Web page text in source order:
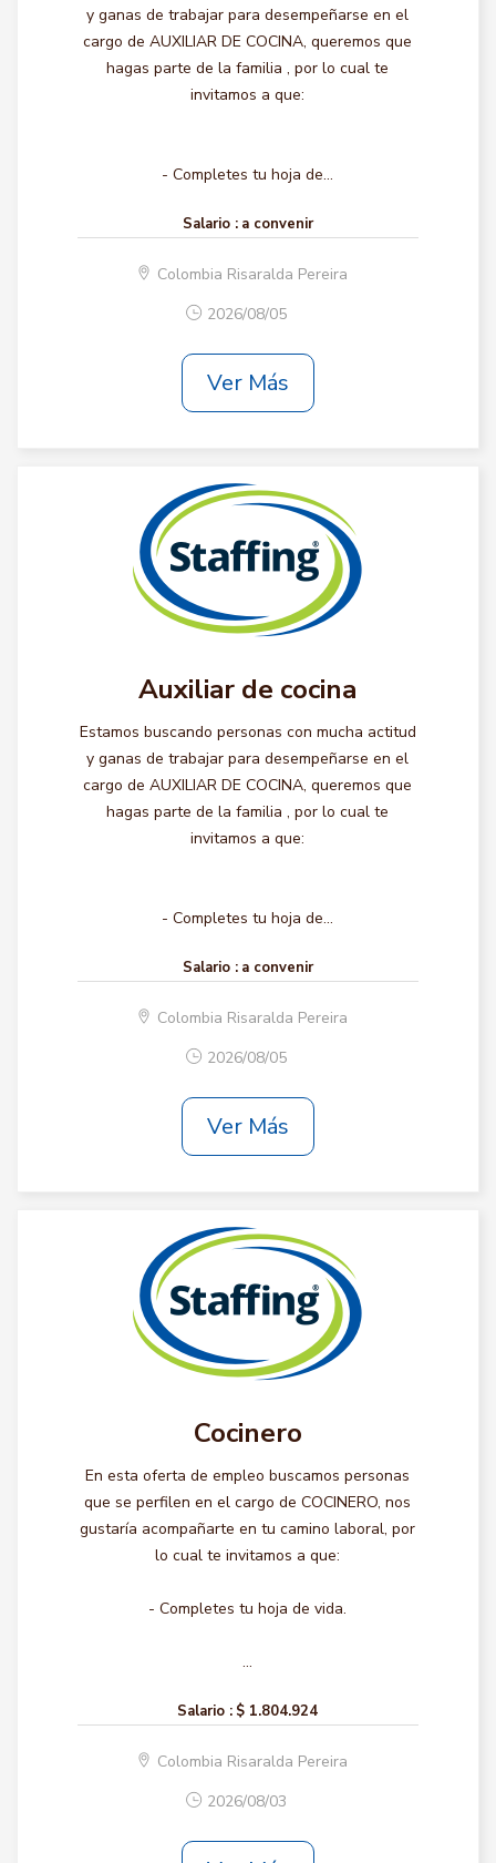
y ganas de trabajar para desempeñarse en el
cargo de AUXILIAR DE COCINA, queremos que
hagas parte de la familia , por lo cual te
invitamos a que:
- Completes tu hoja de...
Salario : a convenir
Colombia Risaralda Pereira
2026/08/05
Ver Más
Auxiliar de cocina
Estamos buscando personas con mucha actitud
y ganas de trabajar para desempeñarse en el
cargo de AUXILIAR DE COCINA, queremos que
hagas parte de la familia , por lo cual te
invitamos a que:
- Completes tu hoja de...
Salario : a convenir
Colombia Risaralda Pereira
2026/08/05
Ver Más
Cocinero
En esta oferta de empleo buscamos personas
que se perfilen en el cargo de COCINERO, nos
gustaría acompañarte en tu camino laboral, por
lo cual te invitamos a que:
- Completes tu hoja de vida.
...
Salario : $ 1.804.924
Colombia Risaralda Pereira
2026/08/03